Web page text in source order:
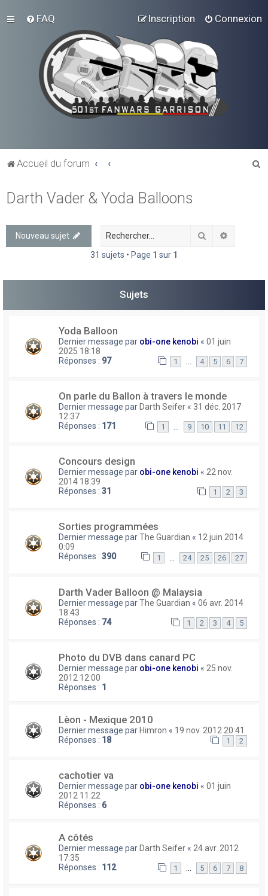
FAQ Connexion
Inscription
Accueil du forum
h
r
Darth Vader & Yoda Balloons
Nouveau sujet Rechercher
31 sujets • Page 1 sur 1
Sujets
Yoda Balloon
Dernier message par obi-one kenobi « 01 juin
2025 18:18
Réponses : 97 1 4 5 6 7
On parle du Ballon à travers le monde
Dernier message par Darth Seifer « 31 déc. 2017
12:37
Réponses : 171 1 … 9 10 11 12
Concours design
Dernier message par obi-one kenobi « 22 nov.
2014 18:39
Réponses : 31 1 2 3
Sorties programmées
Dernier message parThe Guardian « 12 juin 2014
0:09
Réponses : 390 1 24 25 26 27
Darth Vader Balloon @ Malaysia
Dernier message parThe Guardian « 06 avr. 2014
18:43
Réponses : 74 1 2 3 4 5
Photo du DVB dans canard PC
Dernier message par obi-one kenobi « 25 nov.
2012 12:00
Réponses : 1
Lèon - Mexique 2010
Dernier message par Himron « 19 nov. 2012 20:41
Réponses : 18 1 2
cachotier va
Dernier message par obi-one kenobi « 01 juin
2012 11:22
Réponses : 6
A côtés
Dernier message par Darth Seifer « 24 avr. 2012
17:35
Réponses : 112 1 5 6 7 8